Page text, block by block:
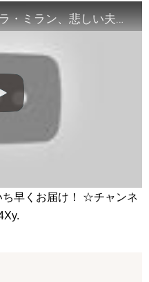
일러 | 260609~260823 | #최진혁
#shorts #불후의명곡 #미우새 #
始！ 全国無料放送
を終え「帰ってきたポク・ダン
を韓国語では？「다르다（タル
は？「심심하다（シムシマダ）」
(YUN Kyunsang)(4)September::
먹고 갈래요? 밥블레스유 2
『私たちが出会った奇跡』ラ・ミラン、悲しい夫への気持ち…視聴率10.9%月火ドラマ1位 20180516
早くお届け！ ☆チャンネ